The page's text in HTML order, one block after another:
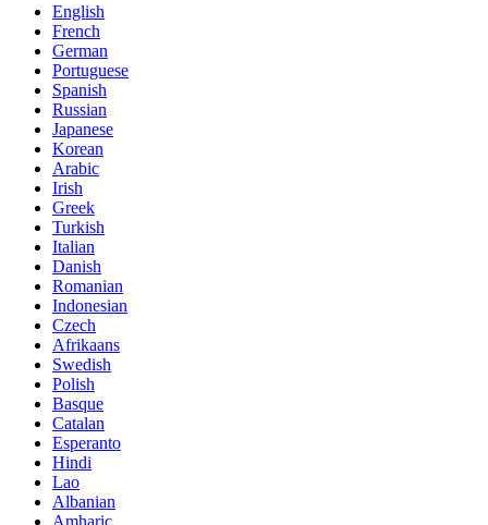
English
French
German
Portuguese
Spanish
Russian
Japanese
Korean
Arabic
Irish
Greek
Turkish
Italian
Danish
Romanian
Indonesian
Czech
Afrikaans
Swedish
Polish
Basque
Catalan
Esperanto
Hindi
Lao
Albanian
Amharic